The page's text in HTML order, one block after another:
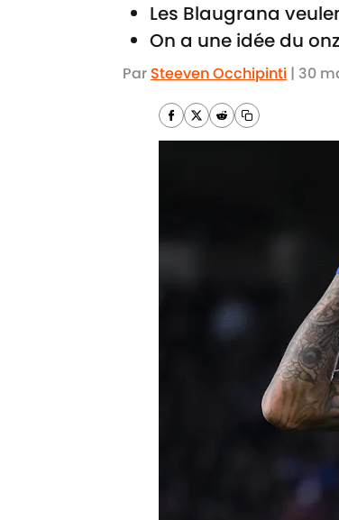
Les Blaugrana
On a une idée du
Par Steeven Occhipinti | 30